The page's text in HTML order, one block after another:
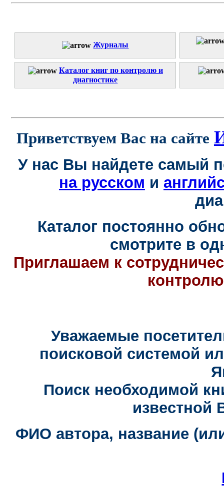
Журналы
Каталог книг по контролю и
диагностике
Приветствуем Вас на сайте
У нас Вы найдете самый
на русском и
Каталог постоянно
смотрите в
Приглашаем к
Уважаемые
поисковой системой
Поиск необходимой
ФИО автора, название